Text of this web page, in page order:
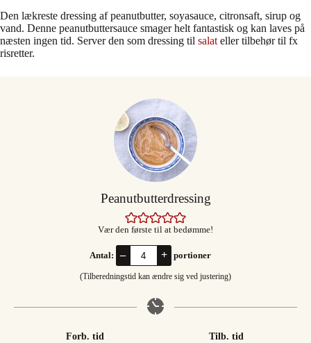
Den lækreste dressing af peanutbutter, soyasauce, citronsaft, sirup og
vand. Denne peanutbuttersauce smager helt fantastisk og kan laves på
næsten ingen tid. Server den som dressing til salat eller tilbehør til fx
risretter.
Peanutbutterdressing
Vær den første til at bedømme!
Antal: – + portioner
(Tilberedningstid kan ændre sig ved justering)
Forb. tid
Tilb. tid